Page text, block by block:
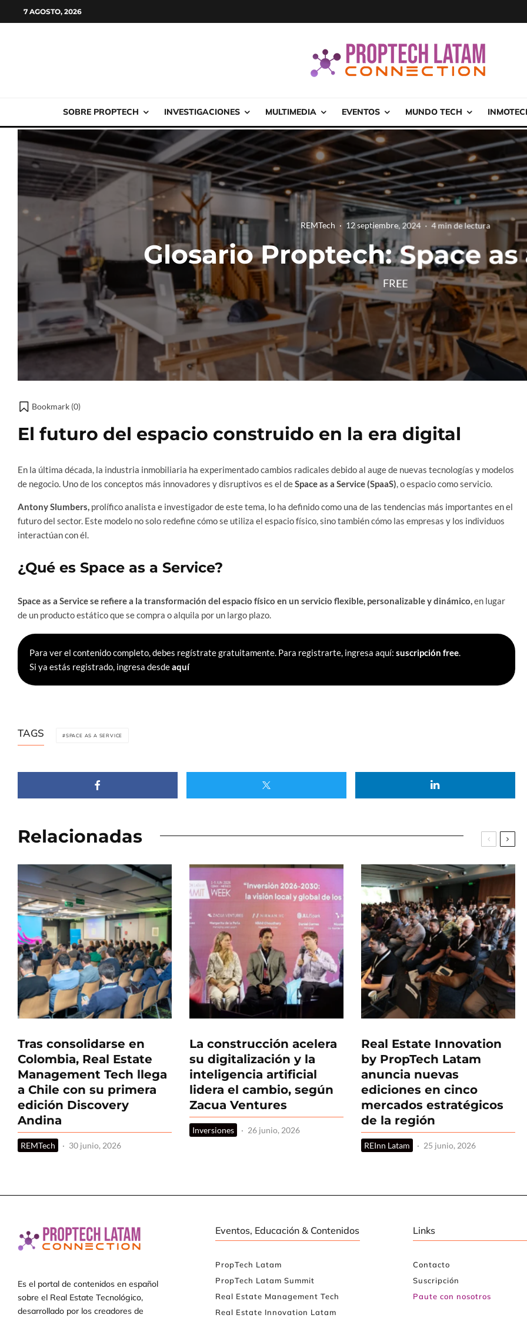
7 AGOSTO, 2026
SOBRE PROPTECH INVESTIGACIONES MULTIMEDIA EVENTOS MUNDO TECH
REMTech · 12 septiembre, 2024 · 4 min de lectura
Glosario Proptech: Space as
FREE
Bookmark (0)
El futuro del espacio construido en la era digital
En la última década, la industria inmobiliaria ha experimentado cambios radicales debido al auge de nuevas tecnologías y modelos
de negocio. Uno de los conceptos más innovadores y disruptivos es el deSpace as a Service (SpaaS), o espacio como servicio.
Antony Slumbers, prolífico analista e investigador de este tema, lo ha definido como una de las tendencias más importantes en el
futuro del sector. Este modelo no solo redefine cómo se utiliza el espacio físico, sino también cómo las empresas y los individuos
interactúan con él.
¿Qué es Space as a Service?
Space as a Service se refiere a la transformación del espacio físico en un servicio flexible, personalizable y dinámico,en lugar
de un producto estático que se compra o alquila por un largo plazo.
Para ver el contenido completo, debes regístrate gratuitamente. Para registrarte, ingresa aquí: suscripción free.
Si ya estás registrado, ingresa desdeaquí
TAGS SPACE AS A SERVICE
Relacionadas
Tras consolidarse en
Colombia, Real Estate
Management Tech llega
a Chile con su primera
edición Discovery
Andina
REMTech · 30 junio, 2026
La construcción acelera
su digitalización y la
inteligencia artificial
lidera el cambio, según
Zacua Ventures
Inversiones · 26 junio, 2026
Real Estate Innovation
by PropTech Latam
anuncia nuevas
ediciones en cinco
mercados estratégicos
de la región
REInn Latam · 25 junio, 2026
Es el portal de contenidos en español
sobre el Real Estate Tecnológico,
desarrollado por los creadores de
Eventos, Educación & Contenidos
PropTech Latam
PropTech Latam Summit
Real Estate Management Tech
Real Estate Innovation Latam
Links
Contacto
Suscripción
Paute con nosotros